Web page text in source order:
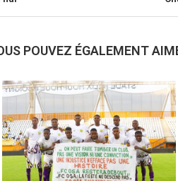
POUVEZ ÉGALEMENT